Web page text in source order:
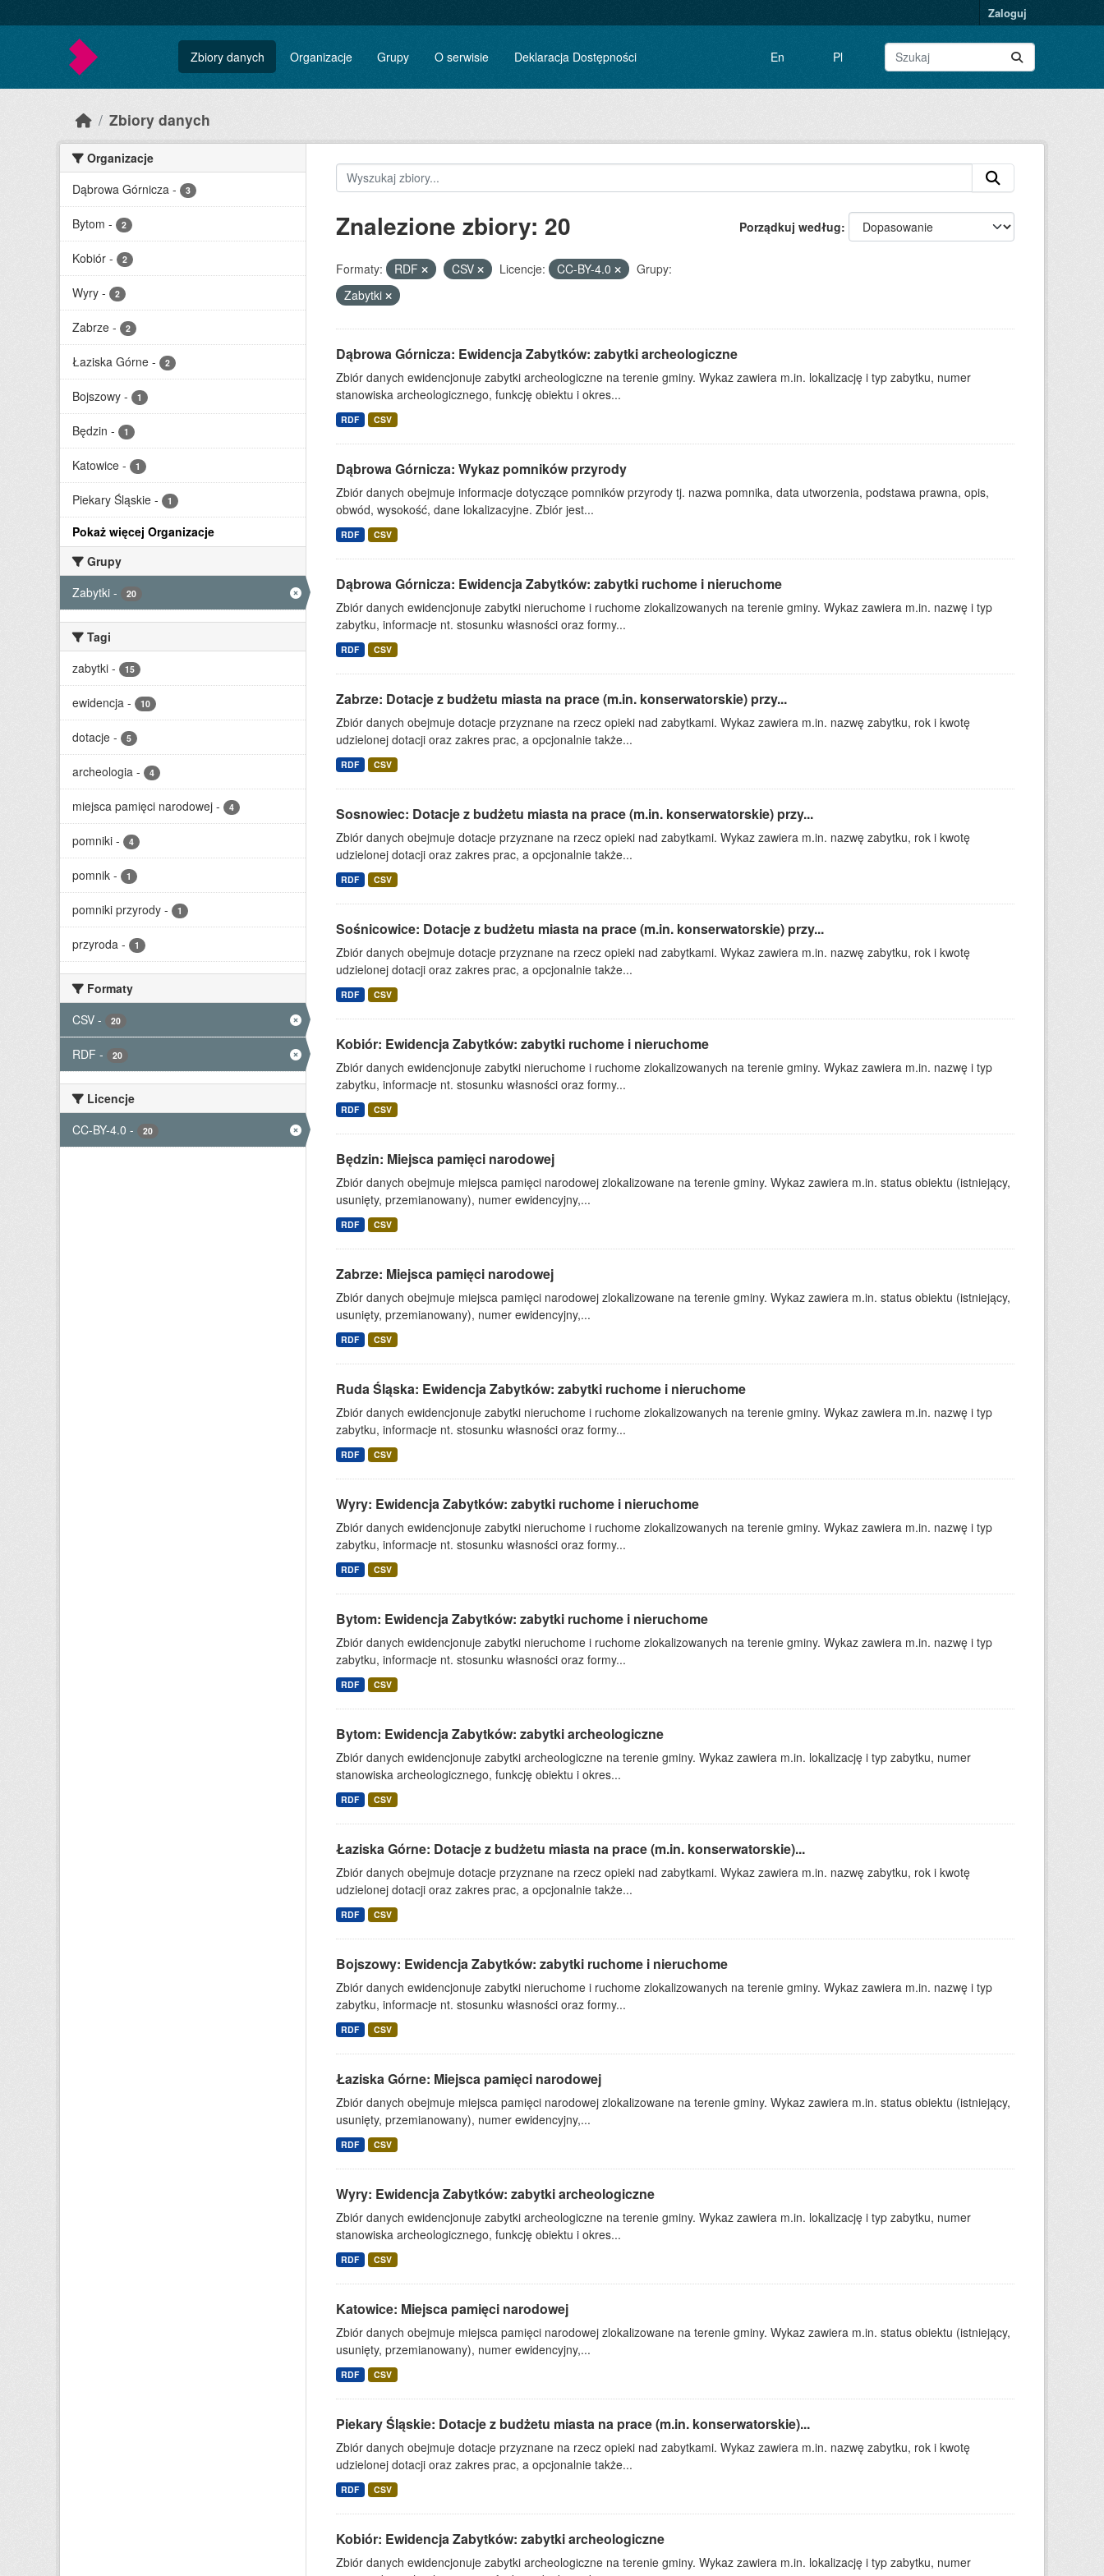
Zaloguj
Zbiory danych Organizacje Grupy O serwisie Deklaracja Dostępności En Pl
Zbiory danych
Organizacje
Dąbrowa Górnicza - 3
Bytom - 2
Kobiór - 2
Wyry - 2
Zabrze - 2
Łaziska Górne - 2
Bojszowy - 1
Będzin - 1
Katowice - 1
Piekary Śląskie - 1
Pokaż więcej Organizacje
Grupy
Zabytki - 20
Tagi
zabytki - 15
ewidencja - 10
dotacje - 5
archeologia - 4
miejsca pamięci narodowej - 4
pomniki - 4
pomnik - 1
pomniki przyrody - 1
przyroda - 1
Formaty
CSV - 20
RDF - 20
Licencje
CC-BY-4.0 - 20
Porządkuj według
Znalezione zbiory: 20
Formaty: RDF CSV Licencje: CC-BY-4.0
Grupy:
Zabytki
Dąbrowa Górnicza: Ewidencja Zabytków: zabytki archeologiczne
Zbiór danych ewidencjonuje zabytki archeologiczne na terenie gminy. Wykaz zawiera m.in. lokalizację i typ zabytku, numer
stanowiska archeologicznego, funkcję obiektu i okres...
RDF CSV
Dąbrowa Górnicza: Wykaz pomników przyrody
Zbiór danych obejmuje informacje dotyczące pomników przyrody tj. nazwa pomnika, data utworzenia, podstawa prawna, opis,
obwód, wysokość, dane lokalizacyjne. Zbiór jest...
RDF CSV
Dąbrowa Górnicza: Ewidencja Zabytków: zabytki ruchome i nieruchome
Zbiór danych ewidencjonuje zabytki nieruchome i ruchome zlokalizowanych na terenie gminy. Wykaz zawiera m.in. nazwę i typ
zabytku, informacje nt. stosunku własności oraz formy...
RDF CSV
Zabrze: Dotacje z budżetu miasta na prace (m.in. konserwatorskie) przy...
Zbiór danych obejmuje dotacje przyznane na rzecz opieki nad zabytkami. Wykaz zawiera m.in. nazwę zabytku, rok i kwotę
udzielonej dotacji oraz zakres prac, a opcjonalnie także...
RDF CSV
Sosnowiec: Dotacje z budżetu miasta na prace (m.in. konserwatorskie) przy...
Zbiór danych obejmuje dotacje przyznane na rzecz opieki nad zabytkami. Wykaz zawiera m.in. nazwę zabytku, rok i kwotę
udzielonej dotacji oraz zakres prac, a opcjonalnie także...
RDF CSV
Sośnicowice: Dotacje z budżetu miasta na prace (m.in. konserwatorskie) przy...
Zbiór danych obejmuje dotacje przyznane na rzecz opieki nad zabytkami. Wykaz zawiera m.in. nazwę zabytku, rok i kwotę
udzielonej dotacji oraz zakres prac, a opcjonalnie także...
RDF CSV
Kobiór: Ewidencja Zabytków: zabytki ruchome i nieruchome
Zbiór danych ewidencjonuje zabytki nieruchome i ruchome zlokalizowanych na terenie gminy. Wykaz zawiera m.in. nazwę i typ
zabytku, informacje nt. stosunku własności oraz formy...
RDF CSV
Będzin: Miejsca pamięci narodowej
Zbiór danych obejmuje miejsca pamięci narodowej zlokalizowane na terenie gminy. Wykaz zawiera m.in. status obiektu (istniejący,
usunięty, przemianowany), numer ewidencyjny,...
RDF CSV
Zabrze: Miejsca pamięci narodowej
Zbiór danych obejmuje miejsca pamięci narodowej zlokalizowane na terenie gminy. Wykaz zawiera m.in. status obiektu (istniejący,
usunięty, przemianowany), numer ewidencyjny,...
RDF CSV
Ruda Śląska: Ewidencja Zabytków: zabytki ruchome i nieruchome
Zbiór danych ewidencjonuje zabytki nieruchome i ruchome zlokalizowanych na terenie gminy. Wykaz zawiera m.in. nazwę i typ
zabytku, informacje nt. stosunku własności oraz formy...
RDF CSV
Wyry: Ewidencja Zabytków: zabytki ruchome i nieruchome
Zbiór danych ewidencjonuje zabytki nieruchome i ruchome zlokalizowanych na terenie gminy. Wykaz zawiera m.in. nazwę i typ
zabytku, informacje nt. stosunku własności oraz formy...
RDF CSV
Bytom: Ewidencja Zabytków: zabytki ruchome i nieruchome
Zbiór danych ewidencjonuje zabytki nieruchome i ruchome zlokalizowanych na terenie gminy. Wykaz zawiera m.in. nazwę i typ
zabytku, informacje nt. stosunku własności oraz formy...
RDF CSV
Bytom: Ewidencja Zabytków: zabytki archeologiczne
Zbiór danych ewidencjonuje zabytki archeologiczne na terenie gminy. Wykaz zawiera m.in. lokalizację i typ zabytku, numer
stanowiska archeologicznego, funkcję obiektu i okres...
RDF CSV
Łaziska Górne: Dotacje z budżetu miasta na prace (m.in. konserwatorskie)...
Zbiór danych obejmuje dotacje przyznane na rzecz opieki nad zabytkami. Wykaz zawiera m.in. nazwę zabytku, rok i kwotę
udzielonej dotacji oraz zakres prac, a opcjonalnie także...
RDF CSV
Bojszowy: Ewidencja Zabytków: zabytki ruchome i nieruchome
Zbiór danych ewidencjonuje zabytki nieruchome i ruchome zlokalizowanych na terenie gminy. Wykaz zawiera m.in. nazwę i typ
zabytku, informacje nt. stosunku własności oraz formy...
RDF CSV
Łaziska Górne: Miejsca pamięci narodowej
Zbiór danych obejmuje miejsca pamięci narodowej zlokalizowane na terenie gminy. Wykaz zawiera m.in. status obiektu (istniejący,
usunięty, przemianowany), numer ewidencyjny,...
RDF CSV
Wyry: Ewidencja Zabytków: zabytki archeologiczne
Zbiór danych ewidencjonuje zabytki archeologiczne na terenie gminy. Wykaz zawiera m.in. lokalizację i typ zabytku, numer
stanowiska archeologicznego, funkcję obiektu i okres...
RDF CSV
Katowice: Miejsca pamięci narodowej
Zbiór danych obejmuje miejsca pamięci narodowej zlokalizowane na terenie gminy. Wykaz zawiera m.in. status obiektu (istniejący,
usunięty, przemianowany), numer ewidencyjny,...
RDF CSV
Piekary Śląskie: Dotacje z budżetu miasta na prace (m.in. konserwatorskie)...
Zbiór danych obejmuje dotacje przyznane na rzecz opieki nad zabytkami. Wykaz zawiera m.in. nazwę zabytku, rok i kwotę
udzielonej dotacji oraz zakres prac, a opcjonalnie także...
RDF CSV
Kobiór: Ewidencja Zabytków: zabytki archeologiczne
Zbiór danych ewidencjonuje zabytki archeologiczne na terenie gminy. Wykaz zawiera m.in. lokalizację i typ zabytku, numer